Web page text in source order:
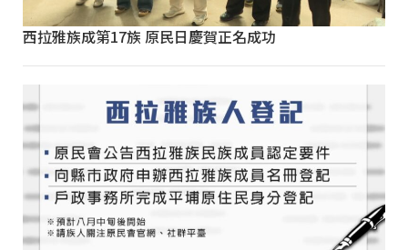
西拉雅族成第17族 原民日慶賀正名成功